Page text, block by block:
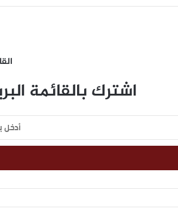
اشترك بالقائمة